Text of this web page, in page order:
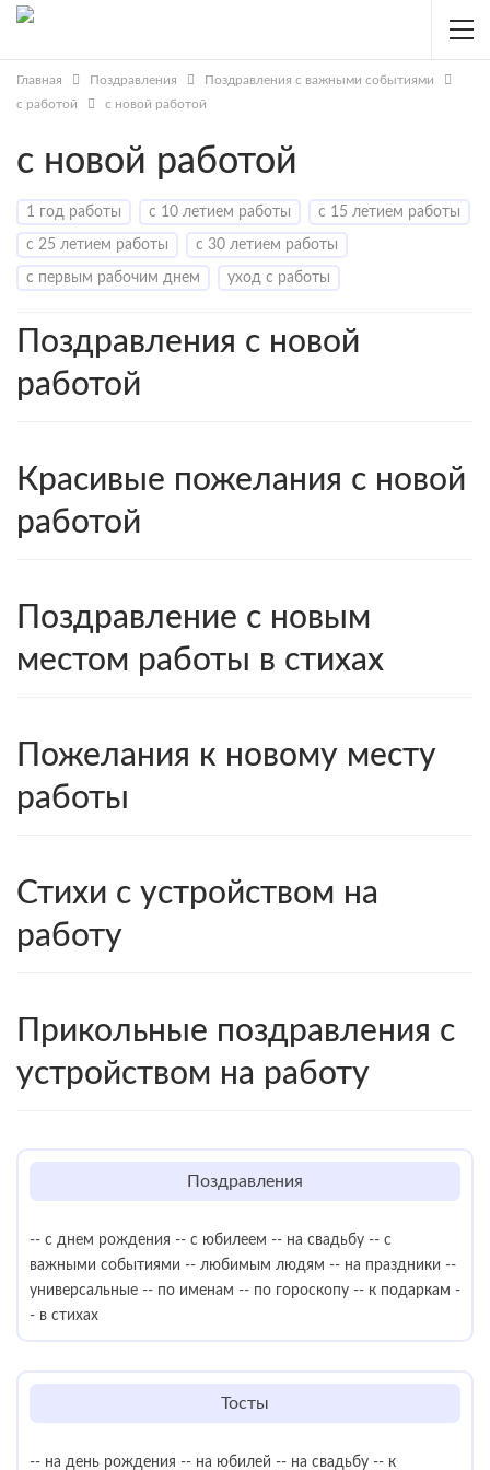
Главная Поздравления
Поздравления с важными событиями
с работой
с новой работой
с новой работой
1 год работы с 10 летием работы с 15 летием работы
с 25 летием работы с 30 летием работы
с первым рабочим днем уход с работы
Поздравления с новой
работой
Красивые пожелания с новой
работой
Поздравление с новым
местом работы в стихах
Пожелания к новому месту
работы
Стихи с устройством на
работу
Прикольные поздравления с
устройством на работу
Поздравления
-- с днем рождения -- с юбилеем -- на свадьбу -- с
важными событиями -- любимым людям -- на праздники --
универсальные -- по именам -- по гороскопу -- к подаркам -
- в стихах
Тосты
-- на день рождения -- на юбилей -- на свадьбу -- к